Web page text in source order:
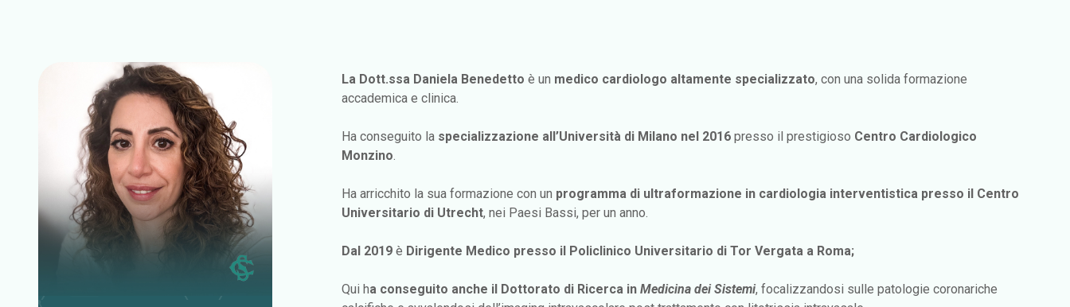
La Dott.ssa Daniela Benedetto è un medico cardiologo altamente specializzato, con una solida formazione
accademica e clinica.
Ha conseguito la specializzazione all’Università di Milano nel 2016 presso il prestigioso Centro Cardiologico
Monzino.
Ha arricchito la sua formazione con un programma di ultraformazione in cardiologia interventistica presso il Centro
Universitario di Utrecht, nei Paesi Bassi, per un anno.
Dal 2019 è Dirigente Medico presso il Policlinico Universitario di Tor Vergata a Roma;
Qui ha conseguito anche il Dottorato di Ricerca in Medicina dei Sistemi, focalizzandosi sulle patologie coronariche